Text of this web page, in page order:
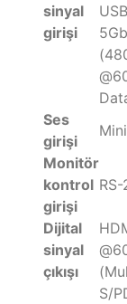
sinyal
girişi
Ses
girişi
Monitör
kontrol
girişi
Dijital
sinyal
çıkışı
S/